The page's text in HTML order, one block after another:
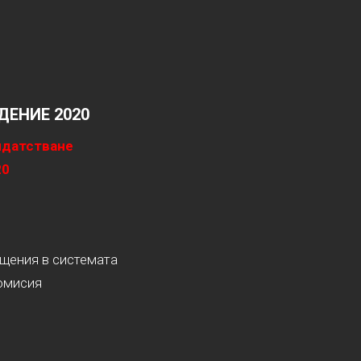
2020
в системата